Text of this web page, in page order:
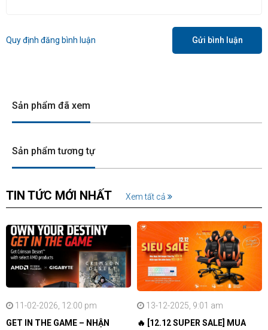
Quy định đăng bình luận Gửi bình luận
Sản phẩm đã xem
Sản phẩm tương tự
TIN TỨC MỚI NHẤT Xem tất cả
11-02-2026, 12:00 pm
GET IN THE GAME – NHẬN
13-12-2025, 9:01 am
🔥 [12.12 SUPER SALE] MUA